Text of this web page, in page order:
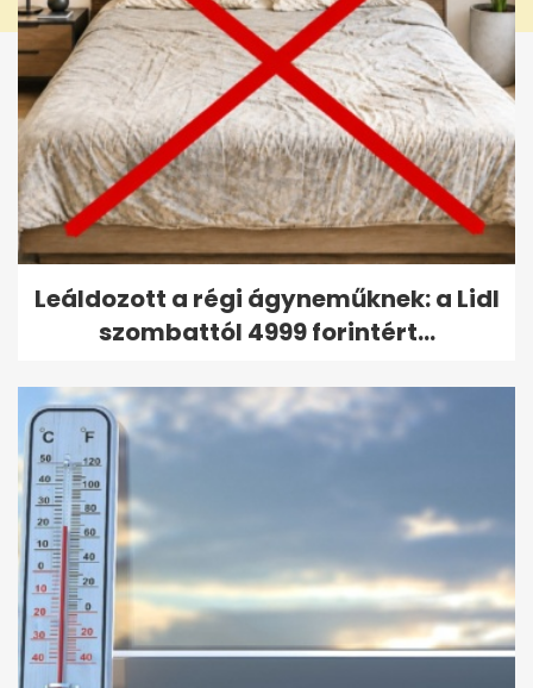
Leáldozott a régi ágyneműknek: a Lidl
szombattól 4999 forintért...